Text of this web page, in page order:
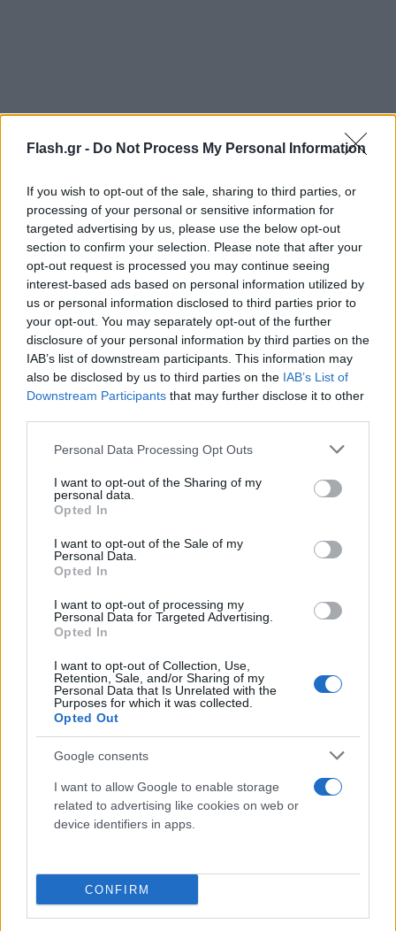
Flash.gr - Do Not Process My Personal Information
If you wish to opt-out of the sale, sharing to third parties, or
processing of your personal or sensitive information for
targeted advertising by us, please use the below opt-out
section to confirm your selection. Please note that after your
opt-out request is processed you may continue seeing
interest-based ads based on personal information utilized by
us or personal information disclosed to third parties prior to
your opt-out. You may separately opt-out of the further
disclosure of your personal information by third parties on the
IAB’s list of downstream participants. This information may
also be disclosed by us to third parties on the IAB’s List of
Downstream Participants that may further disclose it to other
Please note that this website/app uses one or more Google
not limited to your visit or usage behaviour. You may click to
grant or deny consent to Google and its third-party tags to
use your data for below specified purposes in below Google
consent section.
Personal Data Processing Opt Outs
I want to opt-out of the Sharing of my
personal data.
Opted In
I want to opt-out of the Sale of my
Personal Data.
Opted In
I want to opt-out of processing my
Personal Data for Targeted Advertising.
Opted In
I want to opt-out of Collection, Use,
Retention, Sale, and/or Sharing of my
Personal Data that Is Unrelated with the
Purposes for which it was collected.
Opted Out
Google consents
I want to allow Google to enable storage
related to advertising like cookies on web or
device identifiers in apps.
CONFIRM
«Είναι ιδιωτικό, είναι της χαράς και αυτή είναι η
ούτε μια μέρα από τη δουλειά».
Υπενθυμίζεται πωςη πρωθυπουργός είναι εδώ
και λίγες ημέρες στόχος μιας αντιπαράθεσης
και τη δείχνουν να διασκεδάζει με τους φίλους της
και διασημότητες σε ιδιωτικό πάρτι.